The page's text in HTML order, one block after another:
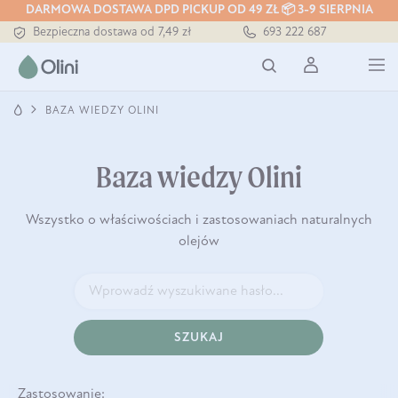
DARMOWA DOSTAWA DPD PICKUP OD 49 ZŁ 📦 3-9 SIERPNIA
Bezpieczna dostawa od 7,49 zł
Darmowa dostawa od 199 zł
Tłoczony zawsze na zimno
693 222 687
BAZA WIEDZY OLINI
Baza wiedzy Olini
Wszystko o właściwościach i zastosowaniach naturalnych
olejów
SZUKAJ
Zastosowanie: